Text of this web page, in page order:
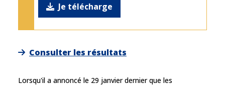
Je télécharge
Consulter les résultats
Lorsqu'il a annoncé le 29 janvier dernier que les